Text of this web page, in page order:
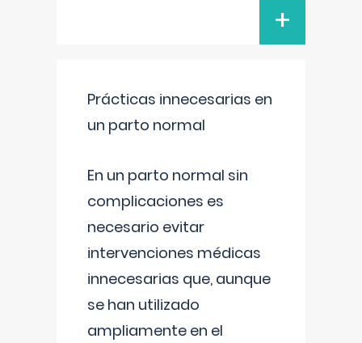
+
Prácticas innecesarias en
un parto normal
En un parto normal sin
complicaciones es
necesario evitar
intervenciones médicas
innecesarias que, aunque
se han utilizado
ampliamente en el